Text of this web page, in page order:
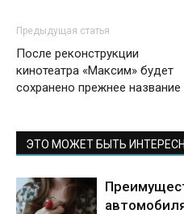
Предыдущая статья
После реконструкции
кинотеатра «Максим» будет
сохранено прежнее название
ЭТО МОЖЕТ БЫТЬ